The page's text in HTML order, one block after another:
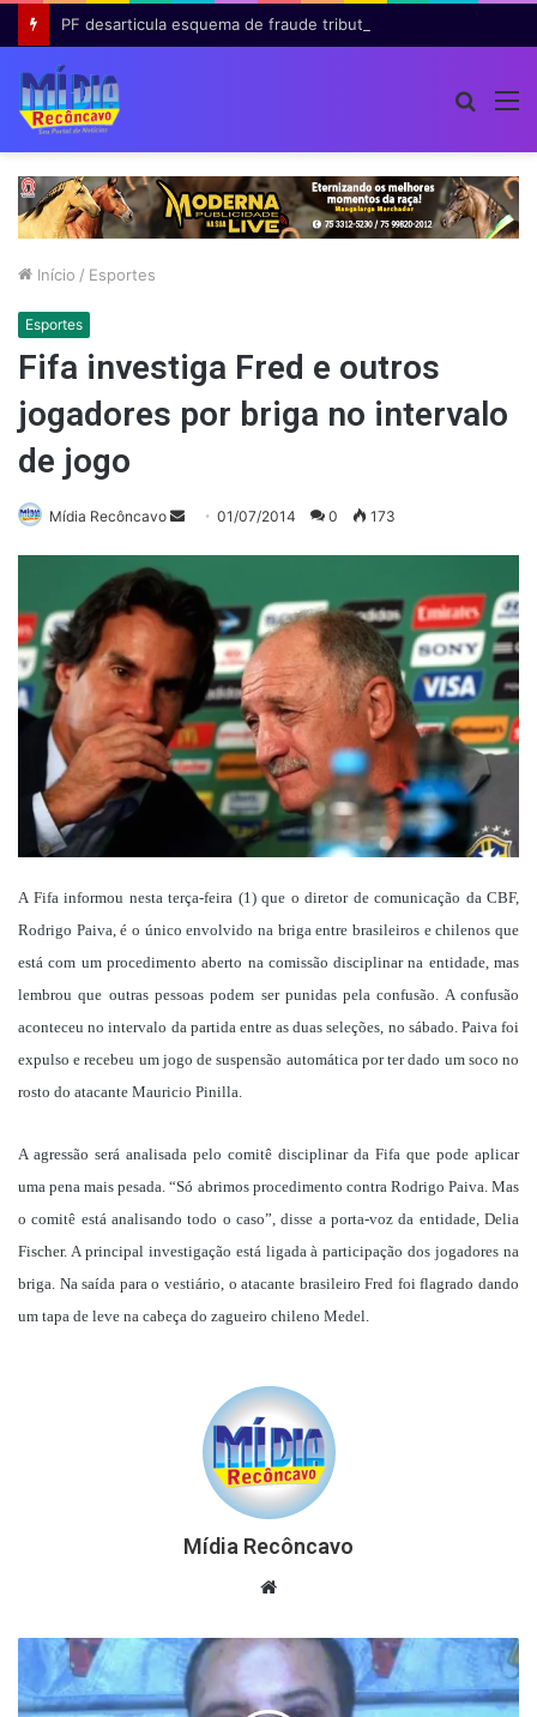
Início / Esportes
Esportes
Fifa investiga Fred e outros
jogadores por briga no intervalo
de jogo
Mídia Recôncavo
Mande
mail
01/07/2014 0 173
A Fifa informou nesta terça-feira (1) que o diretor de comunicação da CBF,
Rodrigo Paiva, é o único envolvido na briga entre brasileiros e chilenos que
está com um procedimento aberto na comissão disciplinar na entidade, mas
lembrou que outras pessoas podem ser punidas pela confusão. A confusão
aconteceu no intervalo da partida entre as duas seleções, no sábado. Paiva foi
expulso e recebeu um jogo de suspensão automática por ter dado um soco no
rosto do atacante Mauricio Pinilla.
A agressão será analisada pelo comitê disciplinar da Fifa que pode aplicar
uma pena mais pesada. “Só abrimos procedimento contra Rodrigo Paiva. Mas
o comitê está analisando todo o caso”, disse a porta-voz da entidade, Delia
Fischer. A principal investigação está ligada à participação dos jogadores na
briga. Na saída para o vestiário, o atacante brasileiro Fred foi flagrado dando
um tapa de leve na cabeça do zagueiro chileno Medel.
Mídia Recôncavo
Website